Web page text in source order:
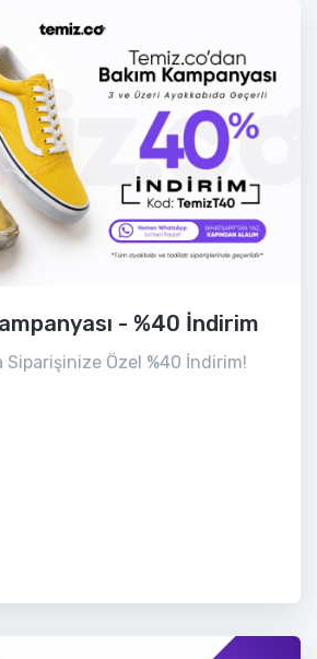
- %40 İndirim
Siparişinize Özel %40 İndirim!